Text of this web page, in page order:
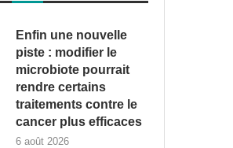
Enfin une nouvelle
piste : modifier le
microbiote pourrait
rendre certains
traitements contre le
cancer plus efficaces
6 août 2026